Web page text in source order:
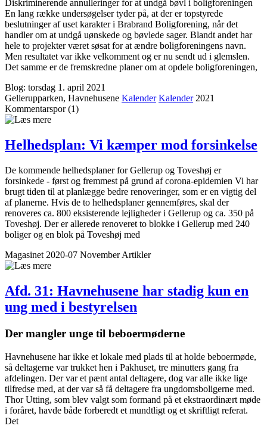
Diskriminerende annulleringer for at undgå bøvl i boligforeningen
En lang række undersøgelser tyder på, at der er topstyrede
beslutninger af uset karakter i Brabrand Boligforening, når det
handler om at undgå uønskede og bøvlede sager. Blandt andet har
hele to projekter været søsat for at ændre boligforeningens navn.
Men resultatet var ikke velkomment og er nu sendt ud i glemslen.
Det samme er de fremskredne planer om at opdele boligforeningen,
Blog: torsdag 1. april 2021
Gellerupparken, Havnehusene Kalender Kalender2021
Kommentar­spor (1)
Helheds­plan: Vi kæmper mod forsinkelse
De kommende helhedsplaner for Gellerup og Toveshøj er
forsinkede - først og fremmest på grund af corona-epidemien Vi har
brugt tiden til at planlægge bedre renoveringer, som er en vigtig del
af planerne. Hvis de to helhedsplaner gennemføres, skal der
renoveres ca. 800 eksisterende lejligheder i Gellerup og ca. 350 på
Toveshøj. Der er allerede renoveret to blokke i Gellerup med 240
boliger og en blok på Toveshøj med
Magasinet 2020-07 November Artikler
Afd. 31: Havne­husene har stadig kun en
ung med i bestyrelsen
Der mangler unge til beboer­møderne
Havnehusene har ikke et lokale med plads til at holde beboermøde,
så deltagerne var trukket hen i Pakhuset, tre minutters gang fra
afdelingen. Der var et pænt antal deltagere, dog var alle ikke lige
tilfredse med, at der var så få deltagere fra ungdomsboligerne med.
Thor Utting, som blev valgt som formand på et ekstraordinært møde
i foråret, havde både forberedt et mundtligt og et skriftligt referat.
Det